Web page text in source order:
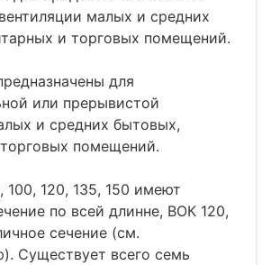
малых и средних
и торговых помещений.
для
или прерывистой
и средних бытовых,
помещений.
120, 135, 150 имеют
по всей длинне, ВОК 120,
сечение (см.
Существует всего семь